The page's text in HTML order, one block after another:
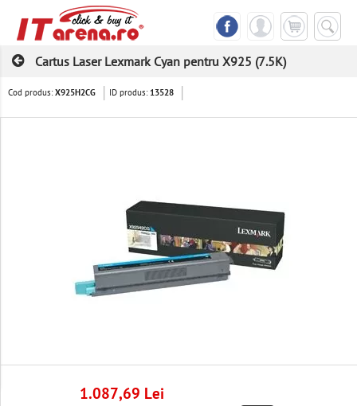
Cartus Laser Lexmark Cyan pentru X925 (7.5K)
Cod produs:X925H2CG ID produs: 13528
1.087,69 Lei